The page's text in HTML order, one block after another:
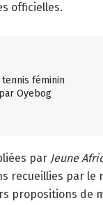
officielles.
féminin
Oyebog
par Jeune
recueillies par le
propositions